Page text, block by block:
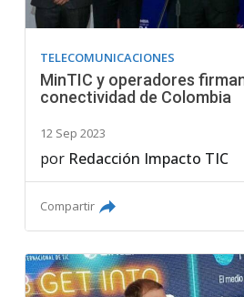
TELECOMUNICACIONES
MinTIC y operadores
conectividad de Colombia
12 Sep 2023
por Redacción Impacto TIC
Compartir